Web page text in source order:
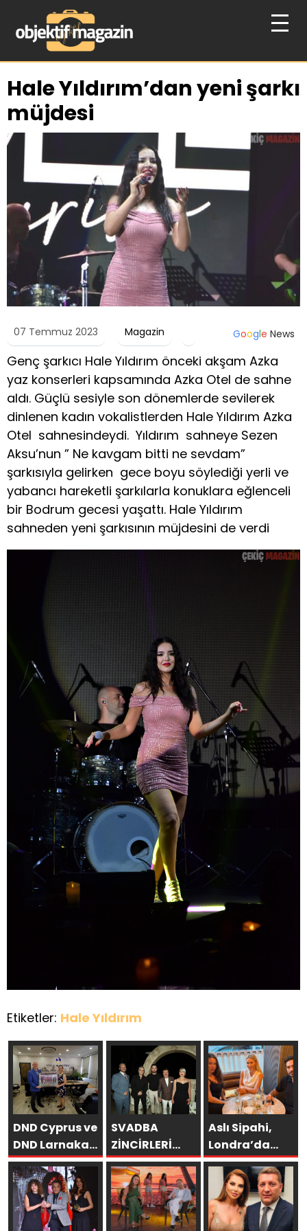
Hale Yıldırım’dan yeni şarkı
müjdesi
07 Temmuz 2023 Magazin Google News
Genç şarkıcı Hale Yıldırım önceki akşam Azka
yaz konserleri kapsamında Azka Otel de sahne
aldı. Güçlü sesiyle son dönemlerde sevilerek
dinlenen kadın vokalistlerden Hale Yıldırım Azka
Otel sahnesindeydi. Yıldırım sahneye Sezen
Aksu’nun ” Ne kavgam bitti ne sevdam”
şarkısıyla gelirken gece boyu söylediği yerli ve
yabancı hareketli şarkılarla konuklara eğlenceli
bir Bodrum gecesi yaşattı. Hale Yıldırım
sahneden yeni şarkısının müjdesini de verdi
Etiketler: Hale Yıldırım
DND Cyprus ve
DND Larnaka
Gençler Birliği,
Başarılı
Sezonun
Ardından
SVADBA
ZİNCİRLERİ
SAHİBİ SEMİH
HOT
YAŞGÜNÜNÜ
SANAT VE
Aslı Sipahi,
Londra’da
Dostlarıyla
Hasret
Giderdi